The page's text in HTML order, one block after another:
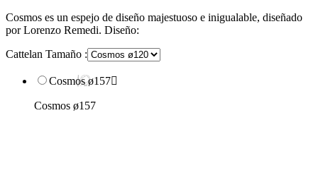
Cosmos es un espejo de diseño majestuoso e inigualable, diseñado
por Lorenzo Remedi. Diseño:
Cattelan Tamaño :
Cosmos ø157
Cosmos ø157